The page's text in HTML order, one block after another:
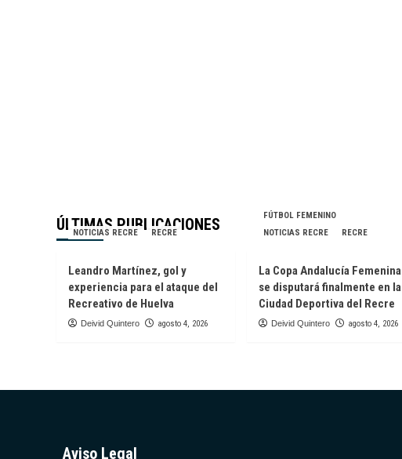
ÚLTIMAS PUBLICACIONES
NOTICIAS RECRE RECRE
Leandro Martínez, gol y
experiencia para el ataque del
Recreativo de Huelva
Deivid Quintero agosto 4, 2026
FÚTBOL FEMENINO
NOTICIAS RECRE
RECRE
La Copa Andalucía Femenina
se disputará finalmente en la
Ciudad Deportiva del Recre
Deivid Quintero agosto 4, 2026
Aviso Legal